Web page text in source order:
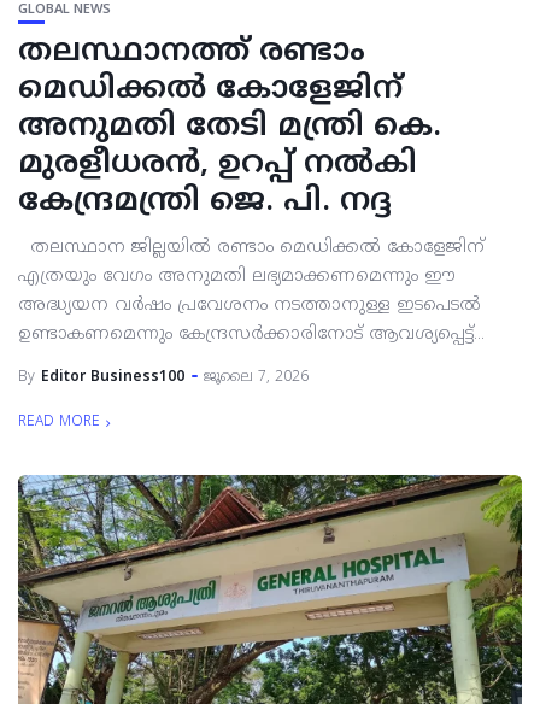
GLOBAL NEWS
തലസ്ഥാനത്ത് രണ്ടാം
മെഡിക്കൽ കോളേജിന്
അനുമതി തേടി മന്ത്രി കെ.
മുരളീധരൻ, ഉറപ്പ് നൽകി
കേന്ദ്രമന്ത്രി ജെ. പി. നദ്ദ
തലസ്ഥാന ജില്ലയിൽ രണ്ടാം മെഡിക്കൽ കോളേജിന്
എത്രയും വേഗം അനുമതി ലഭ്യമാക്കണമെന്നും ഈ
അദ്ധ്യയന വർഷം പ്രവേശനം നടത്താനുള്ള ഇടപെടൽ
ഉണ്ടാകണമെന്നും കേന്ദ്രസർക്കാരിനോട് ആവശ്യപ്പെട്ട്...
By Editor Business100 ജൂലൈ 7, 2026
READ MORE